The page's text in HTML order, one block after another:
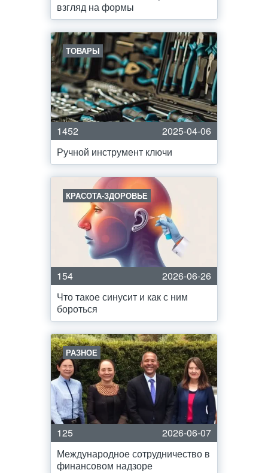
взгляд на формы
ТОВАРЫ
1452
2025-04-06
Ручной инструмент ключи
КРАСОТА-ЗДОРОВЬЕ
154
2026-06-26
Что такое синусит и как с ним
бороться
РАЗНОЕ
125
2026-06-07
Международное сотрудничество в
финансовом надзоре